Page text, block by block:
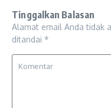
Tinggalkan Balasan
Alamat email Anda tidak
ditandai *